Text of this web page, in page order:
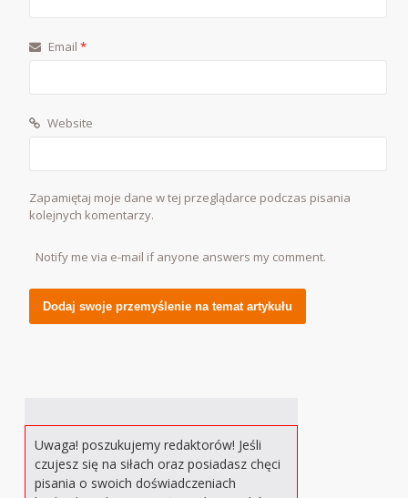
Email*
Website
Zapamiętaj moje dane w tej przeglądarce podczas pisania
kolejnych komentarzy.
Notify me via e-mail if anyone answers my comment.
Uwaga! poszukujemy redaktorów! Jeśli
czujesz się na siłach oraz posiadasz chęci
pisania o swoich doświadczeniach